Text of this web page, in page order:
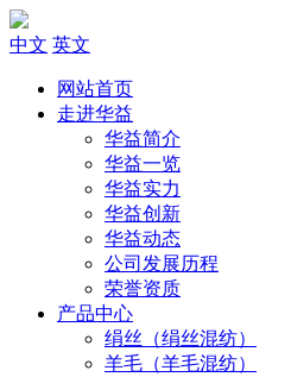
中文 英文
网站首页
走进华益
华益简介
华益一览
华益实力
华益创新
华益动态
公司发展历程
荣誉资质
产品中心
绢丝（绢丝混纺）
羊毛（羊毛混纺）